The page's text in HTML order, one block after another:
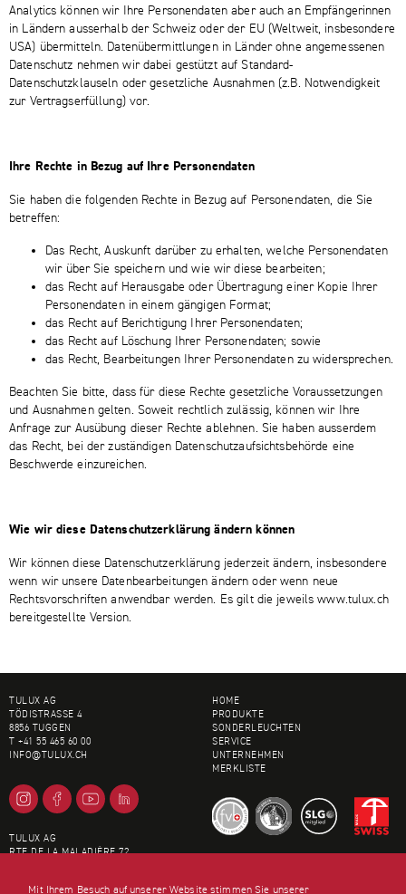
Mit Ihrem Besuch auf unserer Website stimmen Sie unserer
Analytics können wir Ihre Personendaten aber auch an Empfängerinnen
in Ländern ausserhalb der Schweiz oder der EU (Weltweit, insbesondere
USA) übermitteln. Datenübermittlungen in Länder ohne angemessenen
Datenschutz nehmen wir dabei gestützt auf Standard-
Datenschutzklauseln oder gesetzliche Ausnahmen (z.B. Notwendigkeit
zur Vertragserfüllung) vor.
Ihre Rechte in Bezug auf Ihre Personendaten
Sie haben die folgenden Rechte in Bezug auf Personendaten, die Sie
betreffen:
Das Recht, Auskunft darüber zu erhalten, welche Personendaten
wir über Sie speichern und wie wir diese bearbeiten;
das Recht auf Herausgabe oder Übertragung einer Kopie Ihrer
Personendaten in einem gängigen Format;
das Recht auf Berichtigung Ihrer Personendaten;
das Recht auf Löschung Ihrer Personendaten; sowie
das Recht, Bearbeitungen Ihrer Personendaten zu widersprechen.
Beachten Sie bitte, dass für diese Rechte gesetzliche Voraussetzungen
und Ausnahmen gelten. Soweit rechtlich zulässig, können wir Ihre
Anfrage zur Ausübung dieser Rechte ablehnen. Sie haben ausserdem
das Recht, bei der zuständigen Datenschutzaufsichtsbehörde eine
Beschwerde einzureichen.
Wie wir diese Datenschutzerklärung ändern können
Wir können diese Datenschutzerklärung jederzeit ändern, insbesondere
wenn wir unsere Datenbearbeitungen ändern oder wenn neue
Rechtsvorschriften anwendbar werden. Es gilt die jeweils www.tulux.ch
bereitgestellte Version.
FOOTER
TULUX AG
TÖDISTRASSE 4
8856 TUGGEN
T +41 55 465 60 00
INFO@TULUX.CH
TULUX AG
RTE DE LA MALADIÈRE 72
HOME
PRODUKTE
SONDERLEUCHTEN
SERVICE
UNTERNEHMEN
MERKLISTE
SITEMAP